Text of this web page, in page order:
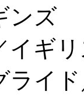
ンズ
イギ
ライ